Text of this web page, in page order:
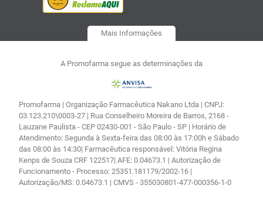
Mais Informações
A Promofarma segue as determinações da
Promofarma | Organização Farmacêutica Nakano Ltda | CNPJ:
03.123.210\0003-27 | Rua Conselheiro Moreira de Barros, 2168 -
Lauzane Paulista - CEP 02430-001 - São Paulo - SP | Horário de
Atendimento: Segunda à Sexta-feira das 08:00 às 17:00h e Sábado
das 08:00 às 14:30| Farmacêutica responsável: Vitória Regina
Kenps de Souza CRF 122517| AFE: 0.04673.1 | Autorização de
Funcionamento - Processo: 25351.181179/2002-16 |
Autorização/MS: 0.04673.1 | CMVS - 355030801-477-000356-1-0